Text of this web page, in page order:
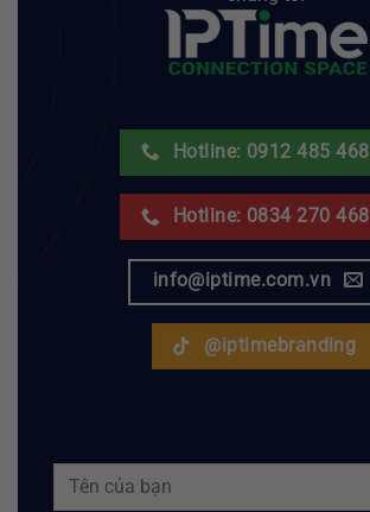
Hotline: 0912 485 468
Hotline: 0834 270 468
info@iptime.com.vn
@iptimebranding